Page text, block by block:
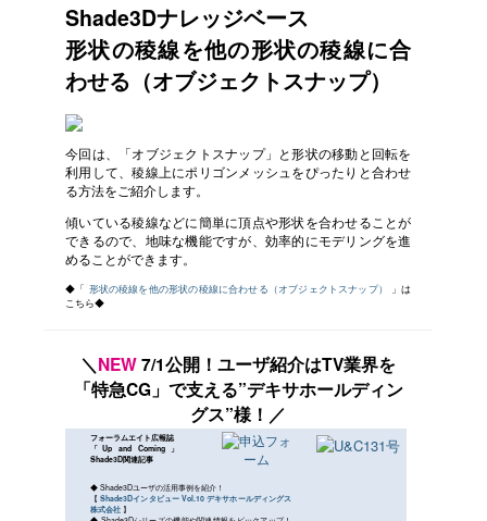
Shade3Dナレッジベース
形状の稜線を他の形状の稜線に合
わせる（オブジェクトスナップ）
今回は、「オブジェクトスナップ」と形状の移動と回転を
利用して、稜線上にポリゴンメッシュをぴったりと合わせ
る方法をご紹介します。
傾いている稜線などに簡単に頂点や形状を合わせることが
できるので、地味な機能ですが、効率的にモデリングを進
めることができます。
◆「 形状の稜線を他の形状の稜線に合わせる（オブジェクトスナップ）
」は
こちら◆
＼ NEW7/1公開！ユーザ紹介はTV業界を
「特急CG」で支える”デキサホールディン
グス”様！／
フォーラムエイト広報誌
「Up and Coming」
Shade3D関連記事
◆ Shade3Dユーザの活用事例を紹介！
【Shade3Dインタビュー Vol.10 デキサホールディングス
株式会社 】